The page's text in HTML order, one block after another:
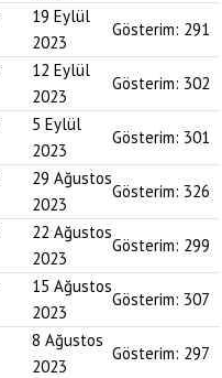
19 Eylül
2023
Gösterim: 291
12 Eylül
2023
Gösterim: 302
5 Eylül
2023
Gösterim: 301
29 Ağustos
2023
Gösterim: 326
22 Ağustos
2023
Gösterim: 299
15 Ağustos
2023
Gösterim: 307
8 Ağustos
2023
Gösterim: 297